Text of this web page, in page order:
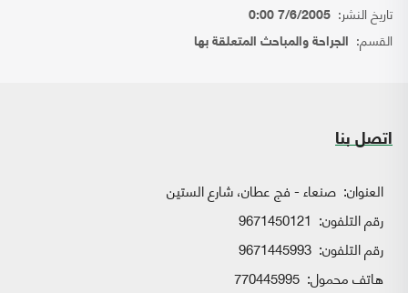
تاريخ النشر: 7/6/2005 0:00
القسم: الجراحة والمباحث المتعلقة بها
اتصل بنا
العنوان: صنعاء - فج عطان، شارع الستين
رقم التلفون: 9671450121
رقم التلفون: 9671445993
هاتف محمول: 770445995